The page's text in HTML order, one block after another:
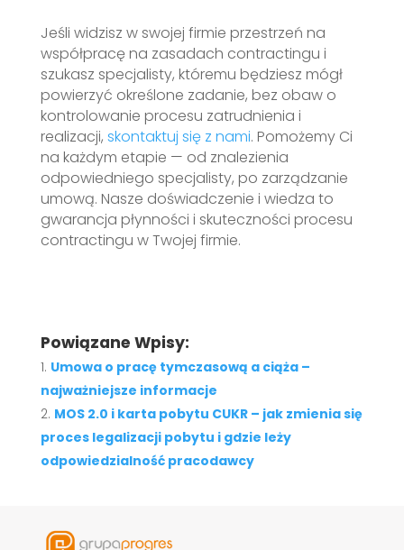
Jeśli widzisz w swojej firmie przestrzeń na
współpracę na zasadach contractingu i
szukasz specjalisty, któremu będziesz mógł
powierzyć określone zadanie, bez obaw o
kontrolowanie procesu zatrudnienia i
realizacji, skontaktuj się z nami. Pomożemy Ci
na każdym etapie — od znalezienia
odpowiedniego specjalisty, po zarządzanie
umową. Nasze doświadczenie i wiedza to
gwarancja płynności i skuteczności procesu
contractingu w Twojej firmie.
Powiązane Wpisy:
Umowa o pracę tymczasową a ciąża –
najważniejsze informacje
MOS 2.0 i karta pobytu CUKR – jak zmienia się
proces legalizacji pobytu i gdzie leży
odpowiedzialność pracodawcy